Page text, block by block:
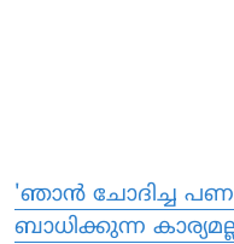
'ഞാൻ ചോദിച്ച
ബാധിക്കുന്ന